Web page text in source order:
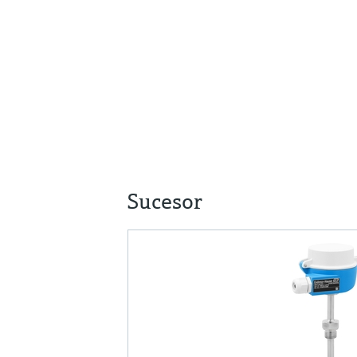
Sucesor